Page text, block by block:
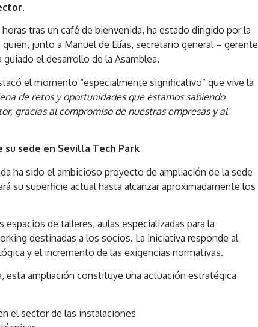
tras un café de bienvenida, ha estado dirigido por la
junto a Manuel de Elías, secretario general – gerente
el desarrollo de la Asamblea.
el momento “especialmente significativo” que vive la
de retos y oportunidades que estamos sabiendo
gracias al compromiso de nuestras empresas y al
sede en Sevilla Tech Park
ha sido el ambicioso proyecto de ampliación de la sede
su superficie actual hasta alcanzar aproximadamente los
de talleres, aulas especializadas para la
destinadas a los socios. La iniciativa responde al
y el incremento de las exigencias normativas.
esta ampliación constituye una actuación estratégica
el sector de las instalaciones